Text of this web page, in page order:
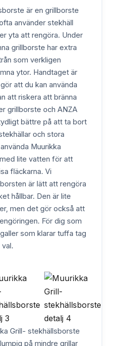
är en grillborste
använder stekhäll
yta att rengöra. Under
grillborste har extra
som verkligen
ytor. Handtaget är
att du kan använda
att riskera att bränna
grillborste och ANZA
bättre på att ta bort
och stora
Muurikka
lite vatten för att
fläckarna. Vi
är lätt att rengöra
hållbar. Den är lite
men det gör också att
För dig som
som klarar tuffa tag
Grill- stekhällsborste
på mindre grillar